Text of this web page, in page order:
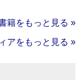
籍をもっと見る »
アをもっと見る »